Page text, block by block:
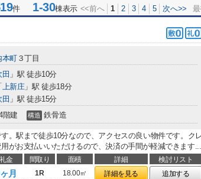
件1-30棟表示 <<前へ 1 2 3 4 5 次へ>>
本町３丁目
田 」駅 徒歩10分
上新庄」駅 徒歩18分
田 」駅 徒歩15分
階建 構造 鉄骨造
。駅まで徒歩10分なので、アクセスの良い物件です。ク
がお支払いいただけるので、決済の手間が軽減できます...
礼金 間取り 面積 詳細
検討リスト
月 1R 18.00㎡ 詳細を見る 追加する